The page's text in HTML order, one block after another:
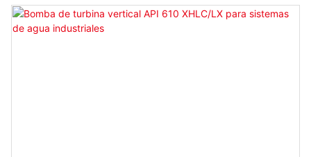
conexiones, cojinetes y mecanismos de enfriamiento.